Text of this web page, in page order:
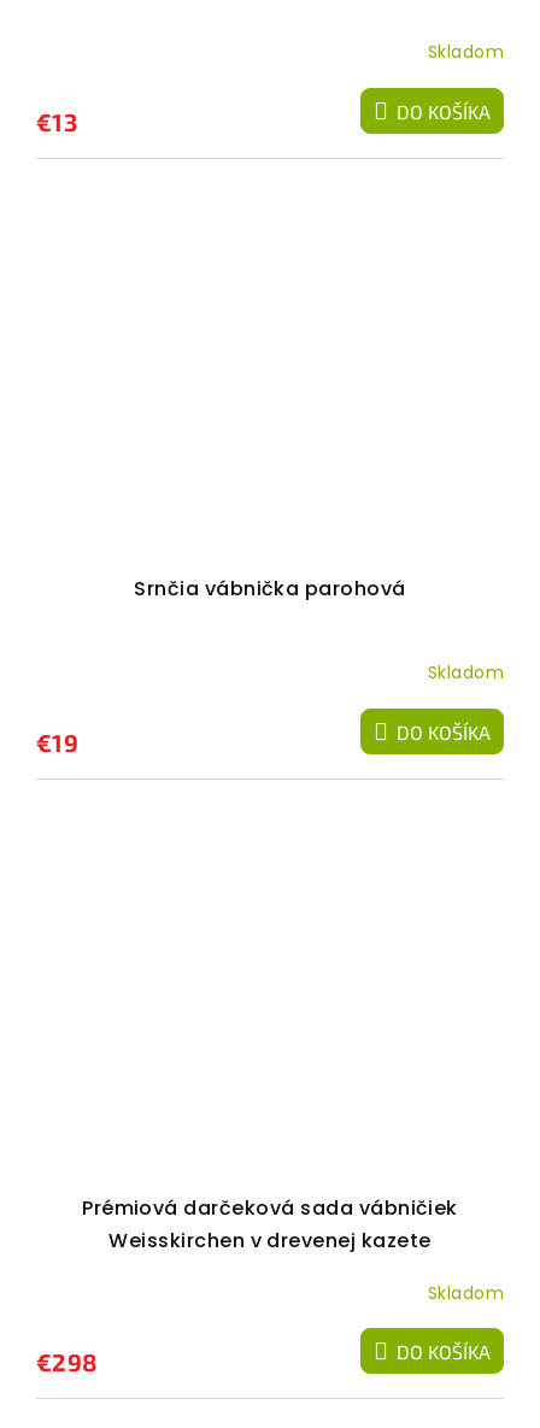
Skladom
€13 DO KOŠÍKA
Srnčia vábnička parohová
Skladom
€19 DO KOŠÍKA
Prémiová darčeková sada vábničiek
Weisskirchen v drevenej kazete
Skladom
€298 DO KOŠÍKA